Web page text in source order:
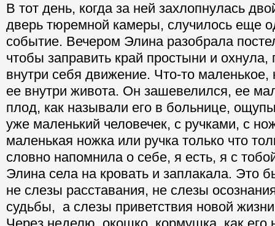
В тот день, когда за ней захлопнулась
дверь тюремной камеры, случилось еще
событие. Вечером Элина разобрала
чтобы заправить край простыни и охнула,
внутри себя движение. Что-то маленькое,
ее внутри живота. Он зашевелился, ее
плод, как называли его в больнице,
уже маленький человечек, с ручками, с
маленькая ножка или ручка только что
словно напомнила о себе, я есть, я с
Элина села на кровать и заплакала. Это
не слезы расставания, не слезы
судьбы, а слезы приветствия новой